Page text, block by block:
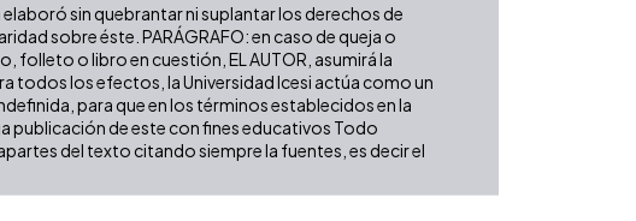
sin quebrantar ni suplantar los derechos de
sobre éste. PARÁGRAFO: en caso de queja o
o libro en cuestión, EL AUTOR, asumirá la
todos los efectos, la Universidad Icesi actúa como un
para que en los términos establecidos en la
publicación de este con fines educativos Todo
del texto citando siempre la fuentes, es decir el